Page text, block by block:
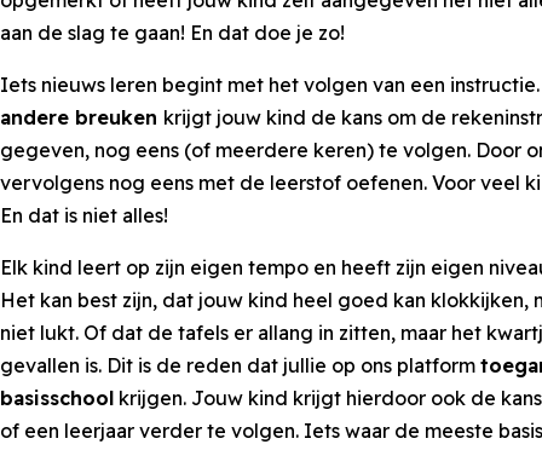
aan de slag te gaan! En dat doe je zo!
Iets nieuws leren begint met het volgen van een
andere breuken krijgt jouw kind de kans om de
gegeven, nog eens (of meerdere keren) te volgen. Door
vervolgens nog eens met de leerstof oefenen. Voor veel
En dat is niet alles!
Elk kind leert op zijn eigen tempo en heeft zijn eigen
Het kan best zijn, dat jouw kind heel goed kan klokkijken,
niet lukt. Of dat de tafels er allang in zitten, maar het
gevallen is. Dit is de reden dat jullie op ons platform
basisschool krijgen. Jouw kind krijgt hierdoor ook de
of een leerjaar verder te volgen. Iets waar de meeste